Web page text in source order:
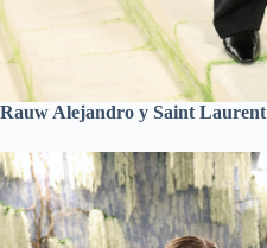
Rauw Alejandro у Saint Laurent